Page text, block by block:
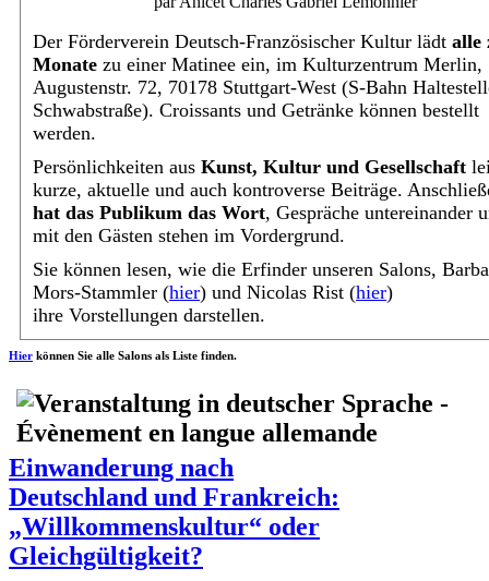
Der Förderverein Deutsch-Französischer Kultur lädt alle
Monate zu einer Matinee ein, im Kulturzentrum Merlin,
Augustenstr. 72, 70178 Stuttgart-West (S-Bahn
Schwabstraße). Croissants und Getränke können bestellt
werden.
Persönlichkeiten aus Kunst, Kultur und Gesellschaft
kurze, aktuelle und auch kontroverse Beiträge.
hat das Publikum das Wort, Gespräche untereinander
mit den Gästen stehen im Vordergrund.
Sie können lesen, wie die Erfinder unseren Salons,
Mors-Stammler (hier) und Nicolas Rist (hier)
ihre Vorstellungen darstellen.
Hier können Sie alle Salons als Liste finden.
Einwanderung nach
Deutschland und Frankreich:
„Willkommenskultur“ oder
Gleichgültigkeit?